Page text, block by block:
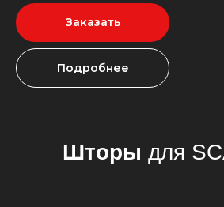
Заказать
Подробнее
SCANIA 6